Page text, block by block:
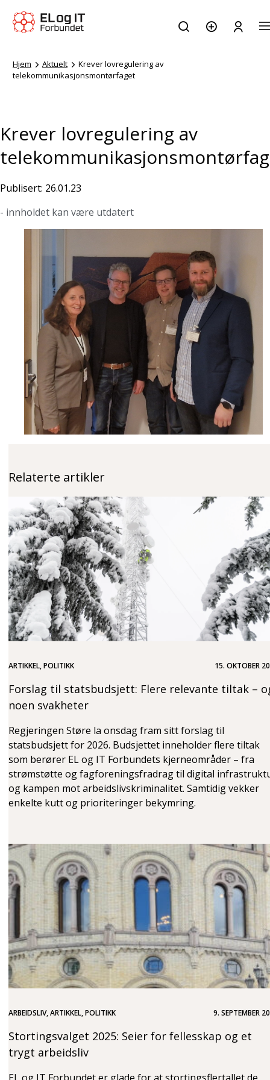
Hjem Aktuelt
Krever lovregulering av
telekommunikasjonsmontørfaget
Krever lovregulering av
Publisert: 26.01.23
- innholdet kan være utdatert
Relaterte artikler
ARTIKKEL, POLITIKK 15. OKTOBER
Forslag til statsbudsjett: Flere relevante tiltak –
noen svakheter
Regjeringen Støre la onsdag fram sitt forslag til
statsbudsjett for 2026. Budsjettet inneholder flere tiltak
som berører EL og IT Forbundets kjerneområder – fra
strømstøtte og fagforeningsfradrag til digital
og kampen mot arbeidslivskriminalitet. Samtidig vekker
enkelte kutt og prioriteringer bekymring.
ARBEIDSLIV, ARTIKKEL, POLITIKK 9. SEPTEMBER
Stortingsvalget 2025: Seier for fellesskap og et
trygt arbeidsliv